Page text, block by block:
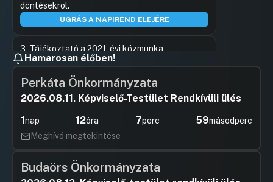
döntésekrol.
UGRÁS A NAPIREND ELEJÉRE
3. Tájékoztató a 2021. évi közmunka
programokban foglaltak végre
UGRÁS A NAPIREND ELEJÉRE
4. Beszámoló az Önkormányzati vagyon
kezeloinek, üzemeltetoinek,
5. Beszámoló a Jászberényi
Polgármesteri Hivatal 2021. évi tevék
Hamarosan élőben!
Perkáta Önkormányzata
2026.08.11. Képviselő-Testület Rendkívüli ülés
1nap 12óra 7perc 59másodperc
Meghívó megtekintése
Budaörs Önkormányzata